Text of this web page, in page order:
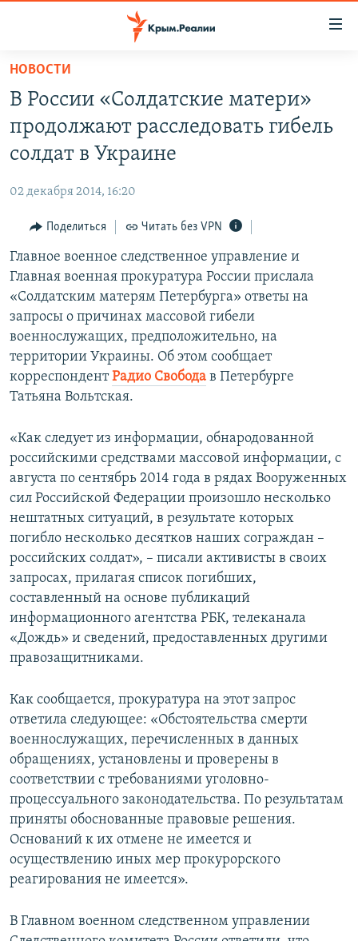
Вернуться
основному
содержанию
Вернутся
главной
навигации
Вернутся
поиску
11 ЛЕТ ОККУПАЦИИ КРЫМА. 11 ИСТОРИЙ СОПРОТИВЛЕНИЯ
ВОДА
ЕЩЕ
ИНТЕРАКТИВ
ИНФОГРАФИКА
ТЕЛЕПРОЕКТ КРЫМ.РЕАЛИИ
СОВЕТЫ ПРАВОЗАЩИТНИКОВ
ПРОПАВШИЕ БЕЗ ВЕСТИ
ПОБЕДИТЕЛЕЙ НЕ СУДЯТ?
КРЫМ.НЕПОКОРЕННЫЙ
УКРАИНСКАЯ ПРОБЛЕМА КРЫМА
РАДІО СВОБОДА
КАК ОБОЙТИ БЛОКИРОВКУ
Українською
Qırımtatar
ПРИСОЕДИНЯЙТЕСЬ!
Все сайты RFE/RL
НОВОСТИ
В России «Солдатские матери»
продолжают расследовать гибель
солдат в Украине
02 декабря 2014, 16:20
Поделиться Читать без VPN
Главное военное следственное управление и
Главная военная прокуратура России прислала
«Солдатским матерям Петербурга» ответы на
запросы о причинах массовой гибели
военнослужащих, предположительно, на
территории Украины. Об этом сообщает
корреспондентРадио Свобода в Петербурге
Татьяна Вольтская.
«Как следует из информации, обнародованной
российскими средствами массовой информации, с
августа по сентябрь 2014 года в рядах Вооруженных
сил Российской Федерации произошло несколько
нештатных ситуаций, в результате которых
погибло несколько десятков наших сограждан –
российских солдат», – писали активисты в своих
запросах, прилагая список погибших,
составленный на основе публикаций
информационного агентства РБК, телеканала
«Дождь» и сведений, предоставленных другими
правозащитниками.
Как сообщается, прокуратура на этот запрос
ответила следующее: «Обстоятельства смерти
военнослужащих, перечисленных в данных
обращениях, установлены и проверены в
соответствии с требованиями уголовно-
процессуального законодательства. По результатам
приняты обоснованные правовые решения.
Оснований к их отмене не имеется и
осуществлению иных мер прокурорского
реагирования не имеется».
В Главном военном следственном управлении